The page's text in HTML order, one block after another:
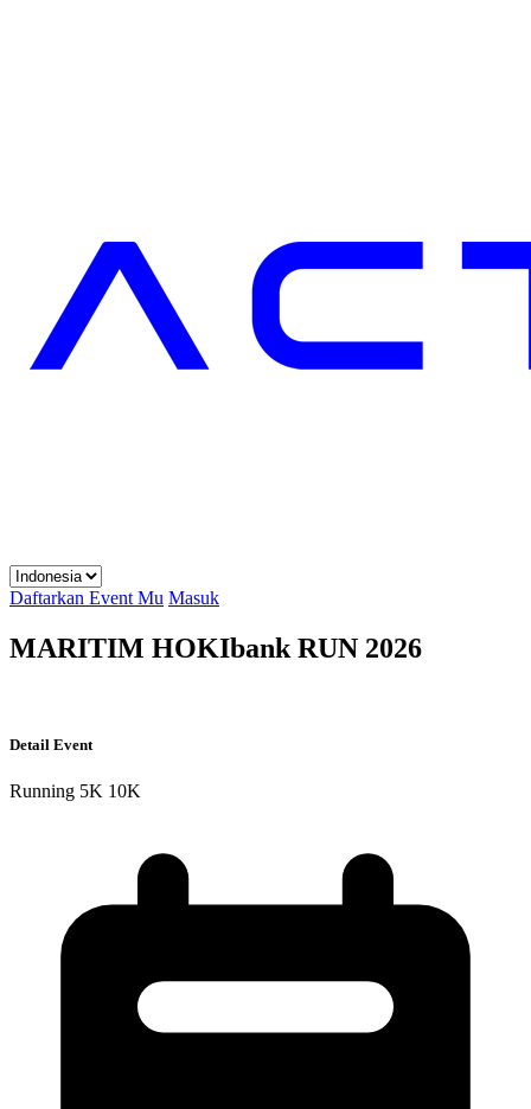
Daftarkan Event Mu Masuk
MARITIM HOKIbank RUN 2026
Detail Event
Running 5K 10K